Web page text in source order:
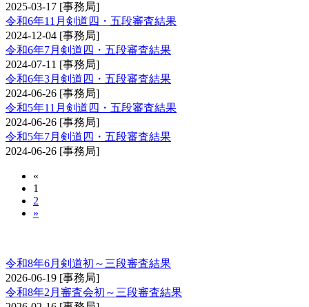
2025-03-17 [事務局]
令和6年11月剣道四・五段審査結果
2024-12-04 [事務局]
令和6年7月剣道四・五段審査結果
2024-07-11 [事務局]
令和6年3月剣道四・五段審査結果
2024-06-26 [事務局]
令和5年11月剣道四・五段審査結果
2024-06-26 [事務局]
令和5年7月剣道四・五段審査結果
2024-06-26 [事務局]
«
1
2
»
令和8年6月剣道初～三段審査結果
2026-06-19 [事務局]
令和8年2月審査会初～三段審査結果